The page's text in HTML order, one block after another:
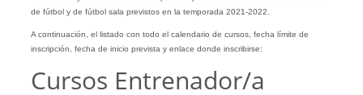
de fútbol y de fútbol sala previstos en la temporada 2021-2022.
A continuación, el listado con todo el calendario de cursos, fecha límite de
inscripción, fecha de inicio prevista y enlace donde inscribirse:
Cursos Entrenador/a